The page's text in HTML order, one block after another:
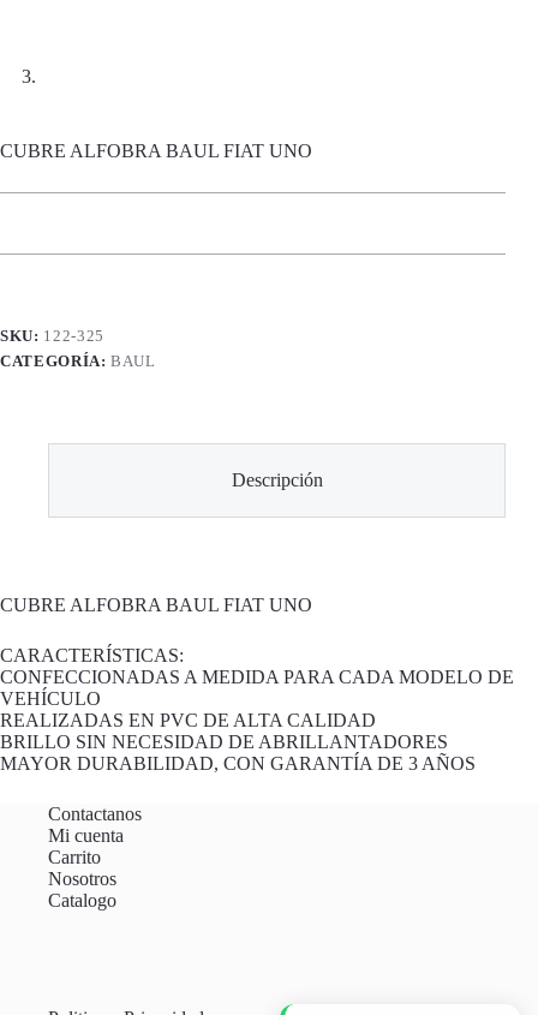
CUBRE ALFOBRA BAUL FIAT UNO
SKU: 122-325
CATEGORÍA:BAUL
Descripción
CUBRE ALFOBRA BAUL FIAT UNO
CARACTERÍSTICAS:
CONFECCIONADAS A MEDIDA PARA CADA MODELO DE
VEHÍCULO
REALIZADAS EN PVC DE ALTA CALIDAD
BRILLO SIN NECESIDAD DE ABRILLANTADORES
MAYOR DURABILIDAD, CON GARANTÍA DE 3 AÑOS
Contactanos
Mi cuenta
Carrito
Nosotros
Catalogo